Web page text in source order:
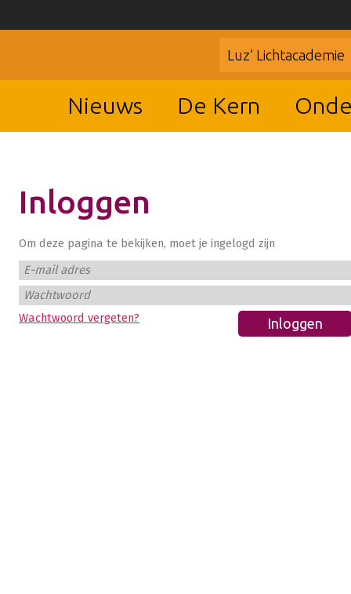
Luz’ Lichtacademie
Nieuws De Kern
Inloggen
Om deze pagina te bekijken, moet je ingelogd zijn
E-mail adres
Wachtwoord
Wachtwoord vergeten?